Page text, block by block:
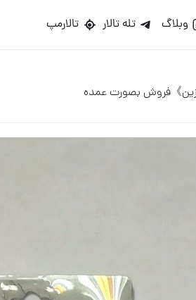
وبلاگ تله تالار تالارمپ
》فروش بصورت عمده